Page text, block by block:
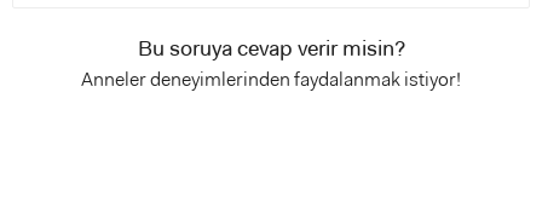
Bu soruya cevap verir misin?
Anneler deneyimlerinden faydalanmak istiyor!